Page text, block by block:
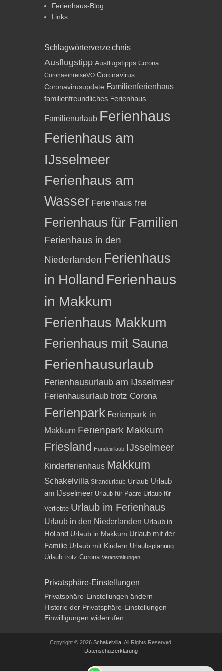
Ferienhaus-Blog
Links
Schlagwörterverzeichnis
Ausflugstipp Ausflugstipps Corona
CoronaeinreiseVO Coronavirus
Coronavirusupdate Familienferienhaus
familienfreundliches Ferienhaus
Familienurlaub Ferienhaus
Ferienhaus am
IJsselmeer
Ferienhaus am
Wasser Ferienhaus frei
Ferienhaus für Familien
Ferienhaus in den
Niederlanden Ferienhaus
in Holland Ferienhaus
in Makkum
Ferienhaus Makkum
Ferienhaus mit Sauna
Ferienhausurlaub
Ferienhausurlaub am IJsselmeer
Ferienhausurlaub trotz Corona
Ferienpark Ferienpark in
Makkum Ferienpark Makkum
Friesland Hundeurlaub IJsselmeer
Kinderferienhaus Makkum
Schakelvilla Strandurlaub Urlaub Urlaub
am IJsselmeer Urlaub für Paare Urlaub für
Verliebte Urlaub im Ferienhaus
Urlaub in den Niederlanden Urlaub in
Holland Urlaub in Makkum Urlaub mit der
Familie Urlaub mit Kindern Urlaubsplanung
Urlaub trotz Corona Veranstaltungen
Privatsphäre-Einstellungen
Privatsphäre-Einstellungen ändern
Historie der Privatsphäre-Einstellungen
Einwilligungen widerrufen
Copyright © 2026 Schakelvilla. All Rights Reserved.
Datenschutzerklärung
Impressum